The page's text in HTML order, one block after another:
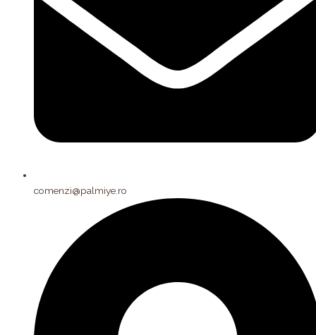
comenzi@palmiye.ro